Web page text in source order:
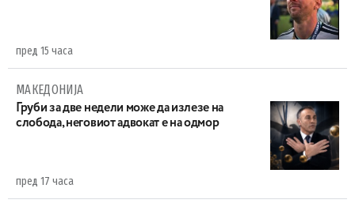
пред 15 часа
МАКЕДОНИЈА
Груби за две недели може да излезе на
слобода, неговиот адвокат е на одмор
пред 17 часа